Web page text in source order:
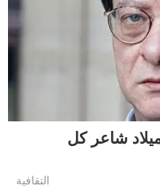
شاعر كل
التقافية